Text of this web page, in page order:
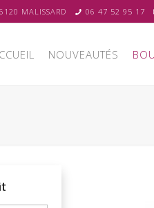
MALISSARD 06 47 52 95 17
NOUVEAUTÉS